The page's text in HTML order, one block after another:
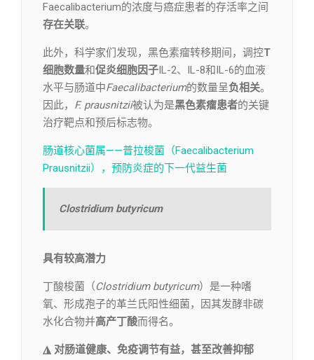
Faecalibacterium的浓度与癌症患者的存活率之间
存在关联。
此外，科学家们发现，黑色素瘤转移期间，调控T
细胞数量和促炎细胞因子 IL-2、IL-8和IL-6的血液
水平与肠道中Faecalibacterium的数量呈负相关。
因此， F. prausnitzii被认为是黑色素瘤患者的关键
治疗靶点和预后标志物。
肠道核心菌属——普拉梭菌（Faecalibacterium
Prausnitzii），预防炎症的下一代益生菌
Clostridium butyricum
具有较高潜力
丁酸梭菌（Clostridium butyricum）是一种嗜
氧、形成孢子的革兰氏阳性细菌，因其发酵非碳
水化合物并高产丁酸而得名。
◮ 对肠道健康、免疫调节有益，甚至改善抑郁